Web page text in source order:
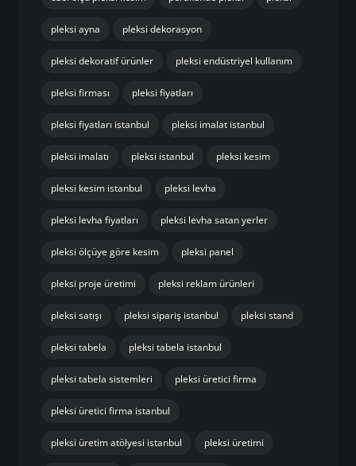
pleksi ayna pleksi dekorasyon
pleksi dekoratif ürünler pleksi endüstriyel kullanım
pleksi firması pleksi fiyatları
pleksi fiyatları istanbul pleksi imalat istanbul
pleksi imalatı pleksi istanbul pleksi kesim
pleksi kesim istanbul pleksi levha
pleksi levha fiyatları pleksi levha satan yerler
pleksi ölçüye göre kesim pleksi panel
pleksi proje üretimi pleksi reklam ürünleri
pleksi satışı pleksi sipariş istanbul pleksi stand
pleksi tabela pleksi tabela istanbul
pleksi tabela sistemleri pleksi üretici firma
pleksi üretici firma istanbul
pleksi üretim atölyesi istanbul pleksi üretimi